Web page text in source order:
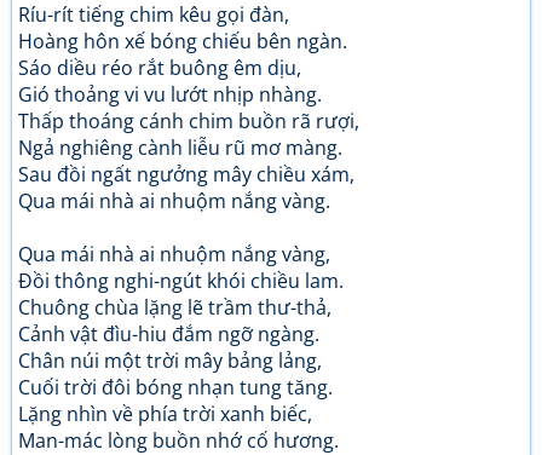
Ríu-rít tiếng chim kêu gọi đàn,
Hoàng hôn xế bóng chiếu bên ngàn.
Sáo diều réo rắt buông êm dịu,
Gió thoảng vi vu lướt nhịp nhàng.
Thấp thoáng cánh chim buồn rã rượi,
Ngả nghiêng cành liễu rũ mơ màng.
Sau đồi ngất ngưởng mây chiều xám,
Qua mái nhà ai nhuộm nắng vàng.
Qua mái nhà ai nhuộm nắng vàng,
Đồi thông nghi-ngút khói chiều lam.
Chuông chùa lặng lẽ trầm thư-thả,
Cảnh vật đìu-hiu đắm ngỡ ngàng.
Chân núi một trời mây bảng lảng,
Cuối trời đôi bóng nhạn tung tăng.
Lặng nhìn về phía trời xanh biếc,
Man-mác lòng buồn nhớ cố hương.